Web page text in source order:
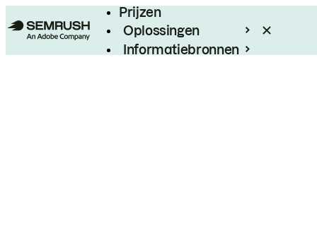
Prijzen
Oplossingen
Informatiebronnen